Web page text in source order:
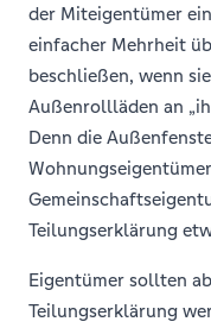
der Miteigentümer
einfacher Mehrheit
beschließen, wenn
Außenrollläden an
Denn die
Teilungserklärung
Eigentümer sollten
Teilungserklärung